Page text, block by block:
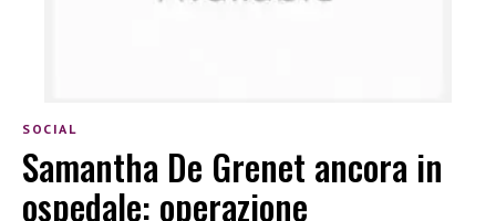
SOCIAL
Samantha De Grenet ancora in
ospedale: operazione